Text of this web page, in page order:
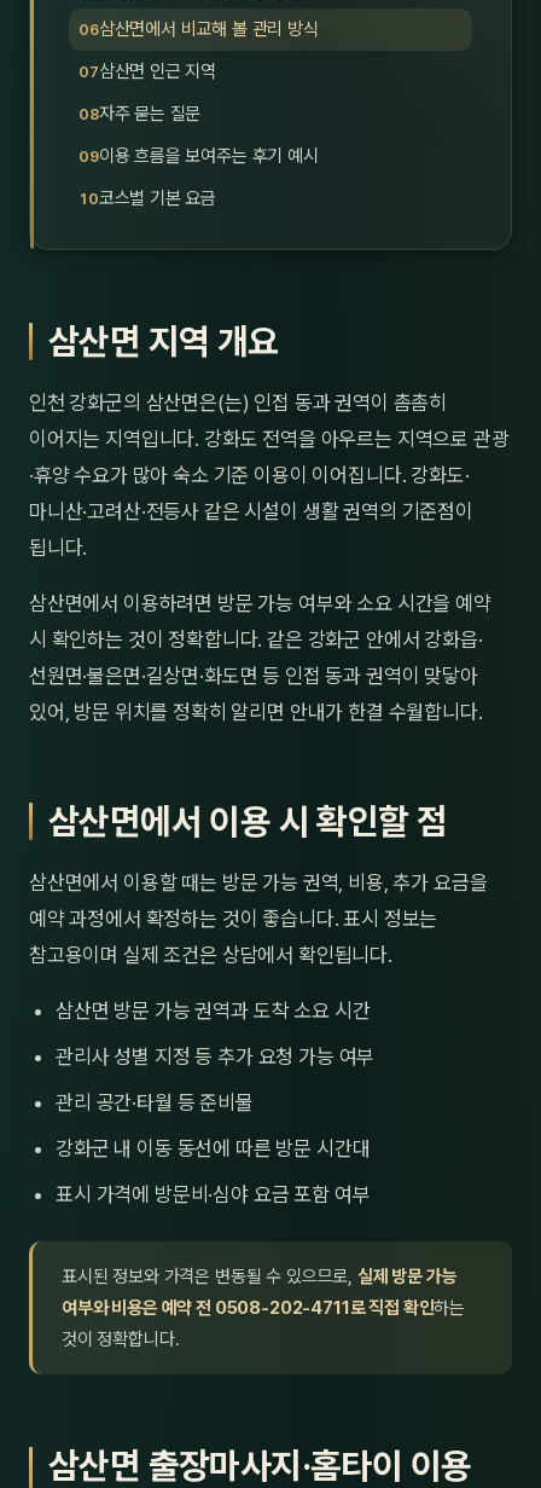
울산
24
삼산면에서 비교해 볼 관리 방식
삼산면 인근 지역
자주 묻는 질문
이용 흐름을 보여주는 후기 예시
코스별 기본 요금
삼산면 지역 개요
인천 강화군의 삼산면은(는) 인접 동과 권역이 촘촘히
이어지는 지역입니다. 강화도 전역을 아우르는 지역으로 관광
·휴양 수요가 많아 숙소 기준 이용이 이어집니다. 강화도·
마니산·고려산·전등사 같은 시설이 생활 권역의 기준점이
됩니다.
삼산면에서 이용하려면 방문 가능 여부와 소요 시간을 예약
시 확인하는 것이 정확합니다. 같은 강화군 안에서 강화읍·
선원면·불은면·길상면·화도면 등 인접 동과 권역이 맞닿아
있어, 방문 위치를 정확히 알리면 안내가 한결 수월합니다.
삼산면에서 이용 시 확인할 점
삼산면에서 이용할 때는 방문 가능 권역, 비용, 추가 요금을
예약 과정에서 확정하는 것이 좋습니다. 표시 정보는
참고용이며 실제 조건은 상담에서 확인됩니다.
삼산면 방문 가능 권역과 도착 소요 시간
관리사 성별 지정 등 추가 요청 가능 여부
관리 공간·타월 등 준비물
강화군 내 이동 동선에 따른 방문 시간대
표시 가격에 방문비·심야 요금 포함 여부
표시된 정보와 가격은 변동될 수 있으므로, 실제 방문 가능
여부와 비용은 예약 전 0508-202-4711로 직접 확인하는
것이 정확합니다.
삼산면 출장마사지·홈타이 이용